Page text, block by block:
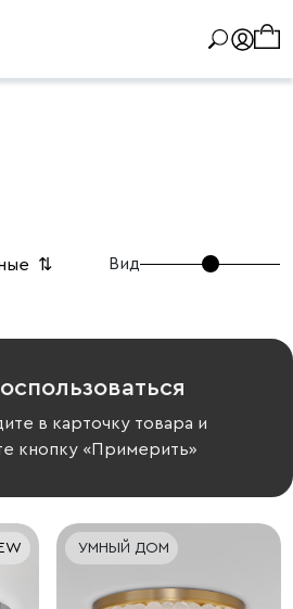
⇅ Вид
в карточку товара и
кнопку «Примерить»
УМНЫЙ ДОМ